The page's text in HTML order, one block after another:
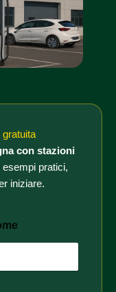
con stazioni
esempi pratici,
iniziare.